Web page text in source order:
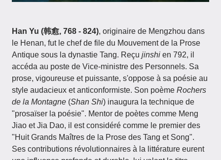
Han Yu (韩愈, 768 - 824), originaire de Mengzhou dans
le Henan, fut le chef de file du Mouvement de la Prose
Antique sous la dynastie Tang. Reçu jinshi en 792, il
accéda au poste de Vice-ministre des Personnels. Sa
prose, vigoureuse et puissante, s'oppose à sa poésie au
style audacieux et anticonformiste. Son poème Rochers
de la Montagne (Shan Shi) inaugura la technique de
"prosaïser la poésie". Mentor de poètes comme Meng
Jiao et Jia Dao, il est considéré comme le premier des
"Huit Grands Maîtres de la Prose des Tang et Song".
Ses contributions révolutionnaires à la littérature eurent